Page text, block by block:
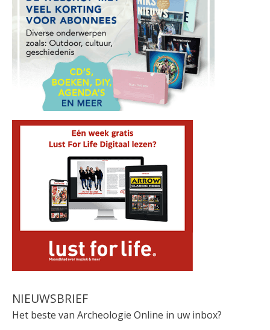
NIEUWSBRIEF
Het beste van Archeologie Online in uw inbox?